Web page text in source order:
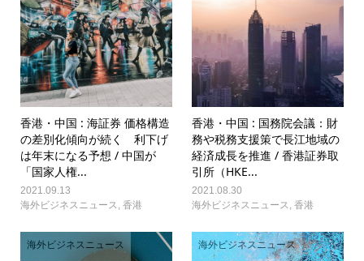
香港・中国 : 海証券 価格構造
の差別化傾向が続く 利下げ
は年末になる予想 / 中国が
「国家人権...
2021.09.13
海外ビジネスニュース 香港
香港・中国 : 国務院会議：財
務や税務支援策で長江地域の
経済成長を推進 / 香港証券取
引所（HKE...
2021.08.30
海外ビジネスニュース ,香港
海外ビジネスニュース 海外ビジネスニュース